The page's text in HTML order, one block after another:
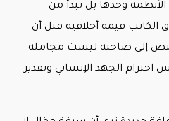
وحدها بل تبدأ من
قيمة أخلاقية قبل أن
النص إلى صاحبه ليست مجاملة
احترام الجهد الإنساني وتقدير